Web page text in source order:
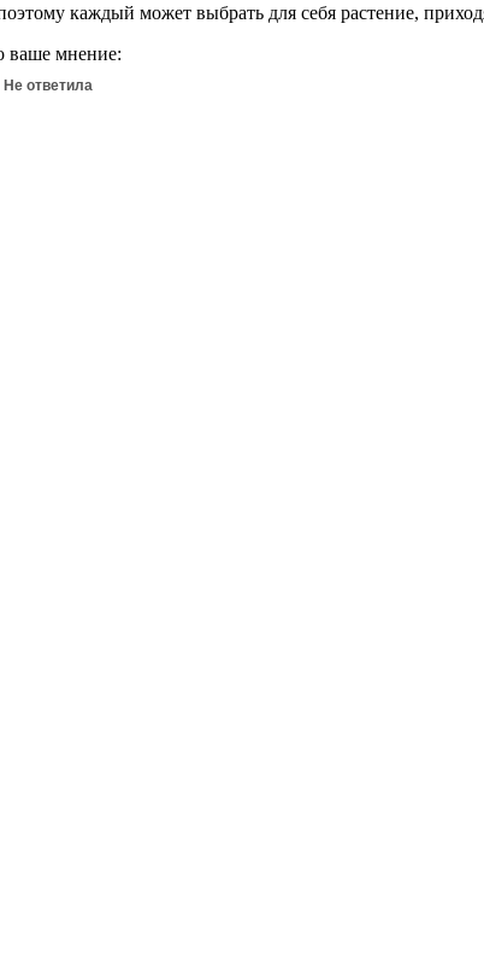
каждый может выбрать для себя растение,
ваше мнение:
Не ответила